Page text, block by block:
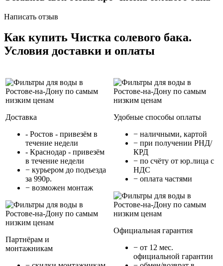
Написать отзыв
Как купить Чистка солевого бака.
Условия доставки и оплаты
Доставка
- Ростов - привезём в
течение недели
- Краснодар - привезём
в течение недели
− курьером до подъезда
за 990р.
− возможен монтаж
Партнёрам и
монтажникам
Удобные способы оплаты
− наличными, картой
− при получении РНД/
КРД
− по счёту от юр.лица с
НДС
− оплата частями
Официальная гарантия
− от 12 мес.
официальной гарантии